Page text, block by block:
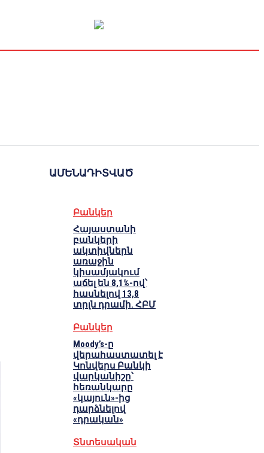
ԱՄԵՆԱԴԻՏՎԱԾ
Բանկեր
Հայաստանի
բանկերի
ակտիվներն
առաջին
կիսամյակում
աճել են 8,1%-ով՝
հասնելով 13,8
տրլն դրամի. ՀԲՄ
Բանկեր
Moody’s-ը
վերահաստատել է
Կոնվերս Բանկի
վարկանիշը՝
հեռանկարը
«կայուն»-ից
դարձնելով
«դրական»
Տնտեսական